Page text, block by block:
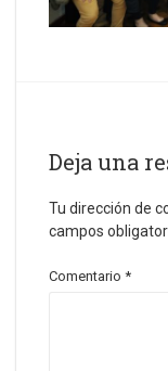
Deja una
Tu dirección de
campos
Comentario *